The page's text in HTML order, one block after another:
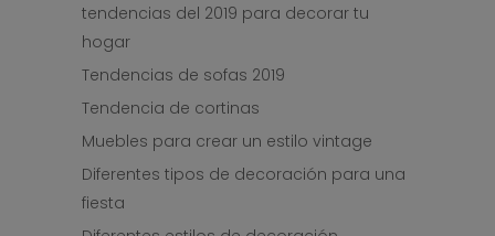
tendencias del 2019 para decorar tu
hogar
Tendencias de sofas 2019
Tendencia de cortinas
Muebles para crear un estilo vintage
Diferentes tipos de decoración para una
fiesta